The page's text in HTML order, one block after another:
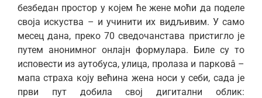
безбедан простор у којем ће жене моћи да поделе
своја искуства – и учинити их видљивим. У само
месец дана, преко 70 сведочанстава пристигло је
путем анонимног онлајн формулара. Биле су то
исповести из аутобуса, улица, пролаза и парковâ –
мапа страха коју већина жена носи у себи, сада је
први пут добила свој дигитални облик: